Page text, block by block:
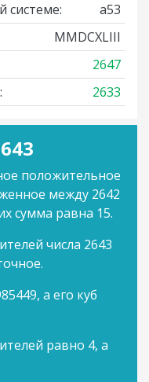
системе:
a53
MMDCXLIII
2647
2633
положительное
между 2642
сумма равна 15.
числа 2643
а его куб
равно 4, а